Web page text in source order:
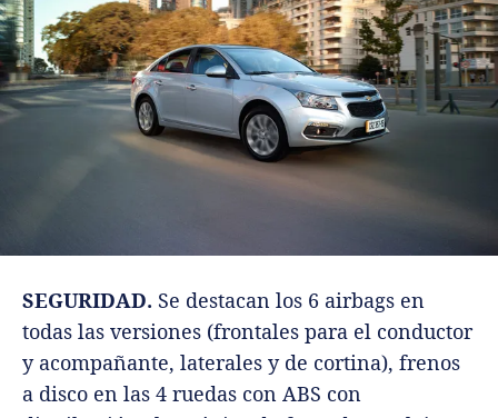
SEGURIDAD. Se destacan los 6 airbags en
todas las versiones (frontales para el conductor
y acompañante, laterales y de cortina), frenos
a disco en las 4 ruedas con ABS con